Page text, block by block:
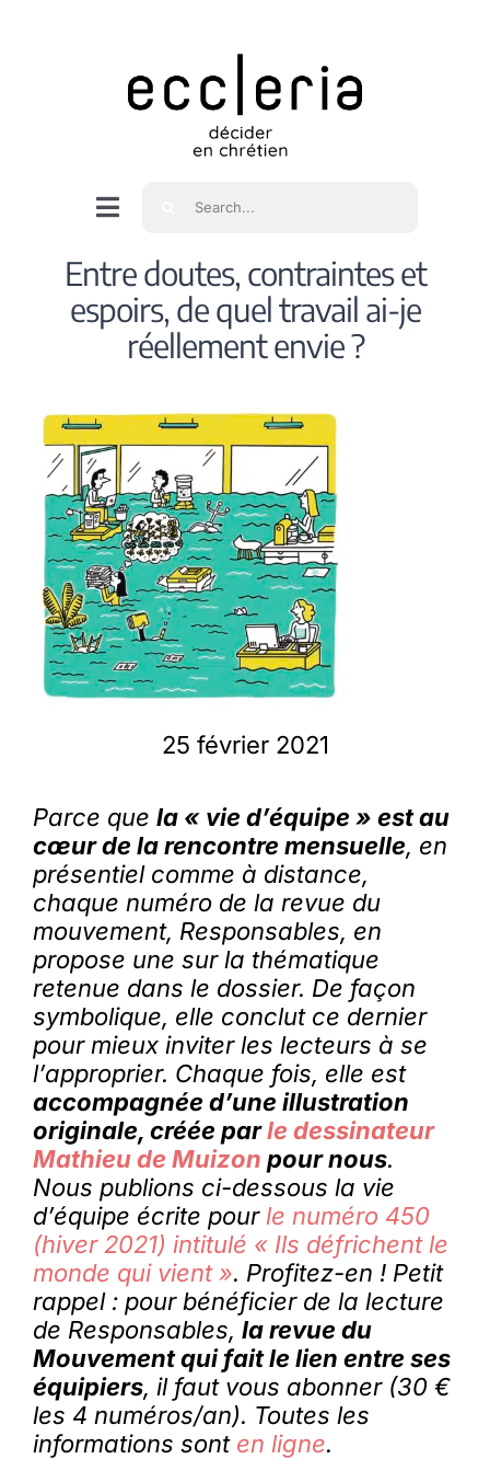
Navigation
bascule
Accueil
Qui sommes nous ?
Intéressés
Spiritualité
Membres
L’actu
Nous soutenir
Rechercher
Entre doutes, contraintes et
espoirs, de quel travail ai-je
réellement envie ?
25 février 2021
Parce que la « vie d’équipe » est au
cœur de la rencontre mensuelle, en
présentiel comme à distance,
chaque numéro de la revue du
mouvement, Responsables, en
propose une sur la thématique
retenue dans le dossier. De façon
symbolique, elle conclut ce dernier
pour mieux inviter les lecteurs à se
l’approprier. Chaque fois, elle est
accompagnée d’une illustration
originale, créée parle dessinateur
Mathieu de Muizon pour nous.
Nous publions ci-dessous la vie
d’équipe écrite pour le numéro 450
(hiver 2021) intitulé « Ils défrichent le
monde qui vient ». Profitez-en ! Petit
rappel : pour bénéficier de la lecture
de Responsables, la revue du
Mouvement qui fait le lien entre ses
équipiers, il faut vous abonner (30 €
les 4 numéros/an). Toutes les
informations sont en ligne.